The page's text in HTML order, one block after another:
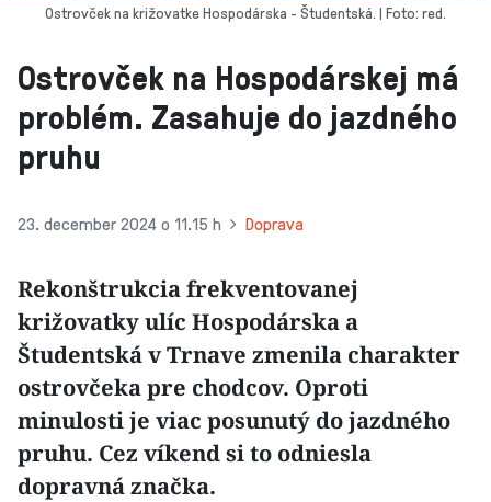
Ostrovček na Hospodárskej má
problém. Zasahuje do jazdného
pruhu
23. december 2024 o 11.15 h Doprava
Rekonštrukcia frekventovanej
križovatky ulíc Hospodárska a
Študentská v Trnave zmenila charakter
ostrovčeka pre chodcov. Oproti
minulosti je viac posunutý do jazdného
pruhu. Cez víkend si to odniesla
dopravná značka.
Ostrovček na križovatke Hospodárska - Študentská. | Foto: red.